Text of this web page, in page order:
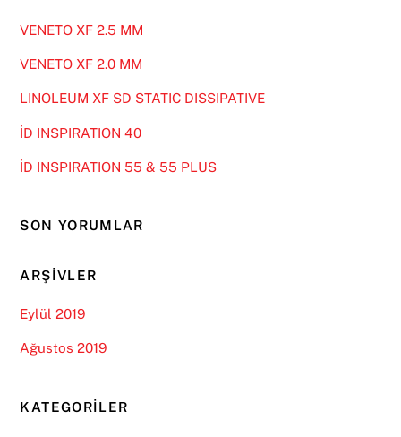
VENETO XF 2.5 MM
VENETO XF 2.0 MM
LINOLEUM XF SD STATIC DISSIPATIVE
İD INSPIRATION 40
İD INSPIRATION 55 & 55 PLUS
SON YORUMLAR
ARŞIVLER
Eylül 2019
Ağustos 2019
KATEGORILER